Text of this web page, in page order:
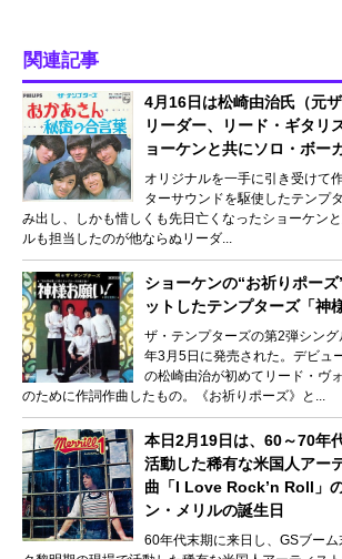
関連記事
4月16日は松崎由治氏（元
リーダー、リード・ギタリ
ョーケンと共にソロ・ボー
オリジナルを一手に引き受けて
ターサウンドを駆使したテンプ
み出し、しかも惜しくも先日亡くなったショーケン
ルも担当したのが他ならぬリーダ...
ショーケンの“お祈りポー
ットしたテンプターズ「神
ザ・テンプターズの第2弾シン
年3月5日に発売された。デビュ
の松崎由治が初めてリード・ヴ
のために作詞作曲したもの。《お祈りポーズ》と...
本日2月19日は、60～70年
活動した稀有な米国人アー
曲「I Love Rock’n Roll」
ン・メリルの誕生日
60年代末期に来日し、GSブー